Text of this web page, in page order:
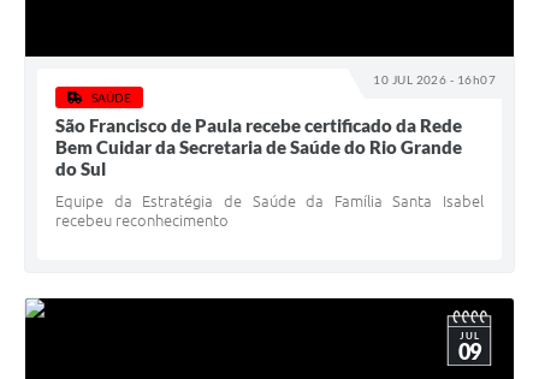
10 JUL 2026 - 16h07
SAÚDE
São Francisco de Paula recebe certificado da Rede
Bem Cuidar da Secretaria de Saúde do Rio Grande
do Sul
Equipe da Estratégia de Saúde da Família Santa Isabel
recebeu reconhecimento
JUL
09